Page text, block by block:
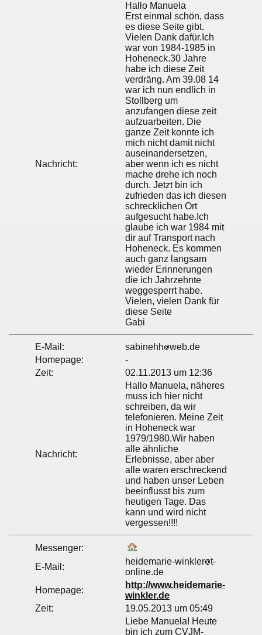
Nachricht:
Hallo Manuela
Erst einmal schön, dass
es diese Seite gibt.
Vielen Dank dafür.Ich
war von 1984-1985 in
Hoheneck.30 Jahre
habe ich diese Zeit
verdräng. Am 39.08 14
war ich nun endlich in
Stollberg um
anzufangen diese zeit
aufzuarbeiten. Die
ganze Zeit konnte ich
mich nicht damit nicht
auseinandersetzen,
aber wenn ich es nicht
mache drehe ich noch
durch. Jetzt bin ich
zufrieden das ich diesen
schrecklichen Ort
aufgesucht habe.Ich
glaube ich war 1984 mit
dir auf Transport nach
Hoheneck. Es kommen
auch ganz langsam
wieder Erinnerungen
die ich Jahrzehnte
weggesperrt habe.
Vielen, vielen Dank für
diese Seite
Gabi
E-Mail: sabinehh
web.de
Homepage:
-
Zeit:
02.11.2013 um 12:36
Nachricht:
Hallo Manuela, näheres
muss ich hier nicht
schreiben, da wir
telefonieren. Meine Zeit
in Hoheneck war
1979/1980.Wir haben
alle ähnliche
Erlebnisse, aber aber
alle waren erschreckend
und haben unser Leben
beeinflusst bis zum
heutigen Tage. Das
kann und wird nicht
vergessen!!!!
Messenger:
E-Mail:
heidemarie-winkler t-
online.de
Homepage:
http://www.heidemarie-
winkler.de
Zeit:
19.05.2013 um 05:49
Liebe Manuela! Heute
bin ich zum CVJM-